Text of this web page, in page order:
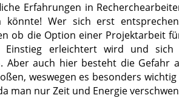
Erfahrungen in
könnte! Wer sich erst
ob die Option einer Projektarbeit
erleichtert wird und sich
Aber auch hier besteht die Gefahr
weswegen es besonders
man nur Zeit und Energie